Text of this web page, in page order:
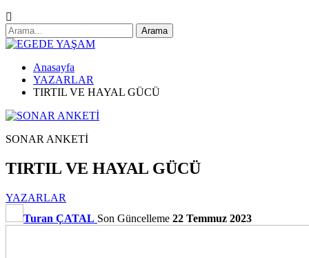
Anasayfa
YAZARLAR
TIRTIL VE HAYAL GÜCÜ
SONAR ANKETİ
TIRTIL VE HAYAL GÜCÜ
YAZARLAR
Turan ÇATAL Son Güncelleme 22 Temmuz 2023